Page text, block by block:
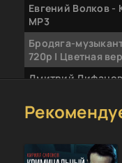
Евгений Волков -
MP3
Бродяга-
720p | Цветная
Дмитрий
Дмитрий
книги] (2024-
Игорь Витте - S-